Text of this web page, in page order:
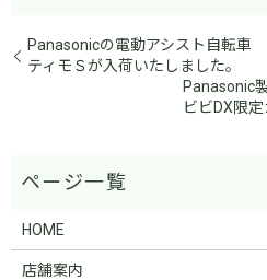
Panasonicの電動アシスト自転車
ティモＳが入荷いたしました。
Panasonic
ビビDX限
HOME
店舗案内